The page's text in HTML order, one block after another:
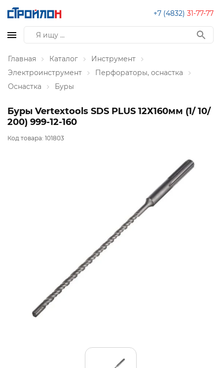
+7 (4832) 31-77-77
Главная Каталог
Инструмент
Электроинструмент
Перфораторы, оснастка
Оснастка
Буры
Буры Vertextools SDS PLUS 12Х160мм (1/ 10/
200) 999-12-160
Код товара: 101803